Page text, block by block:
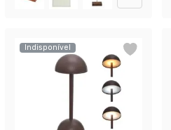
Indisponível